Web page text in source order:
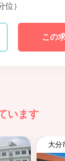
）
この
います
大分